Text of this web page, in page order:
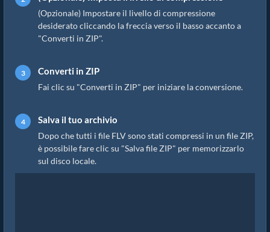
(Opzionale) Impostare il livello di compressione
desiderato cliccando la freccia verso il basso accanto a
"Converti in ZIP".
Converti in ZIP
Fai clic su "Converti in ZIP" per iniziare la conversione.
Salva il tuo archivio
Dopo che tutti i file FLV sono stati compressi in un file ZIP,
è possibile fare clic su "Salva file ZIP" per memorizzarlo
sul disco locale.